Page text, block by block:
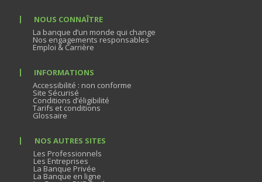
NOUS CONNAÎTRE
La banque d’un monde qui change
Nos engagements responsables
Emploi & Carrière
INFORMATIONS
Accessibilité : non conforme
Site Sécurisé
Conditions d’éligibilité
Tarifs et conditions
Glossaire
NOS AUTRES SITES
Les Professionnels
Les Entreprises
La Banque Privée
La Banque en ligne